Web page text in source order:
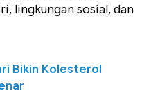
lingkungan sosial, dan
Bikin Kolesterol